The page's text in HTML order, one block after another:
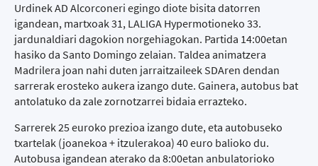
Urdinek AD Alcorconeri egingo diote bisita datorren
igandean, martxoak 31, LALIGA Hypermotioneko 33.
jardunaldiari dagokion norgehiagokan. Partida 14:00etan
hasiko da Santo Domingo zelaian. Taldea animatzera
Madrilera joan nahi duten jarraitzaileek SDAren dendan
sarrerak erosteko aukera izango dute. Gainera, autobus bat
antolatuko da zale zornotzarrei bidaia errazteko.
Sarrerek 25 euroko prezioa izango dute, eta autobuseko
txartelak (joanekoa + itzulerakoa) 40 euro balioko du.
Autobusa igandean aterako da 8:00etan anbulatorioko